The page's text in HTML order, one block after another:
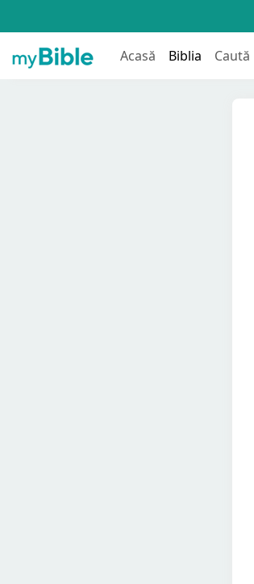
Acasă Biblia Caută